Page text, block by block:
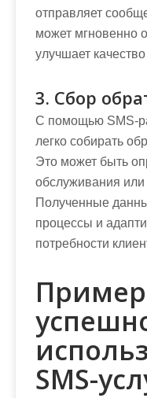
отправляет
может мгновенно
улучшает
3. Сбор
С помощью SMS-
легко собирать
Это может быть
обслуживания или
Полученные
процессы и
потребности
SMS-